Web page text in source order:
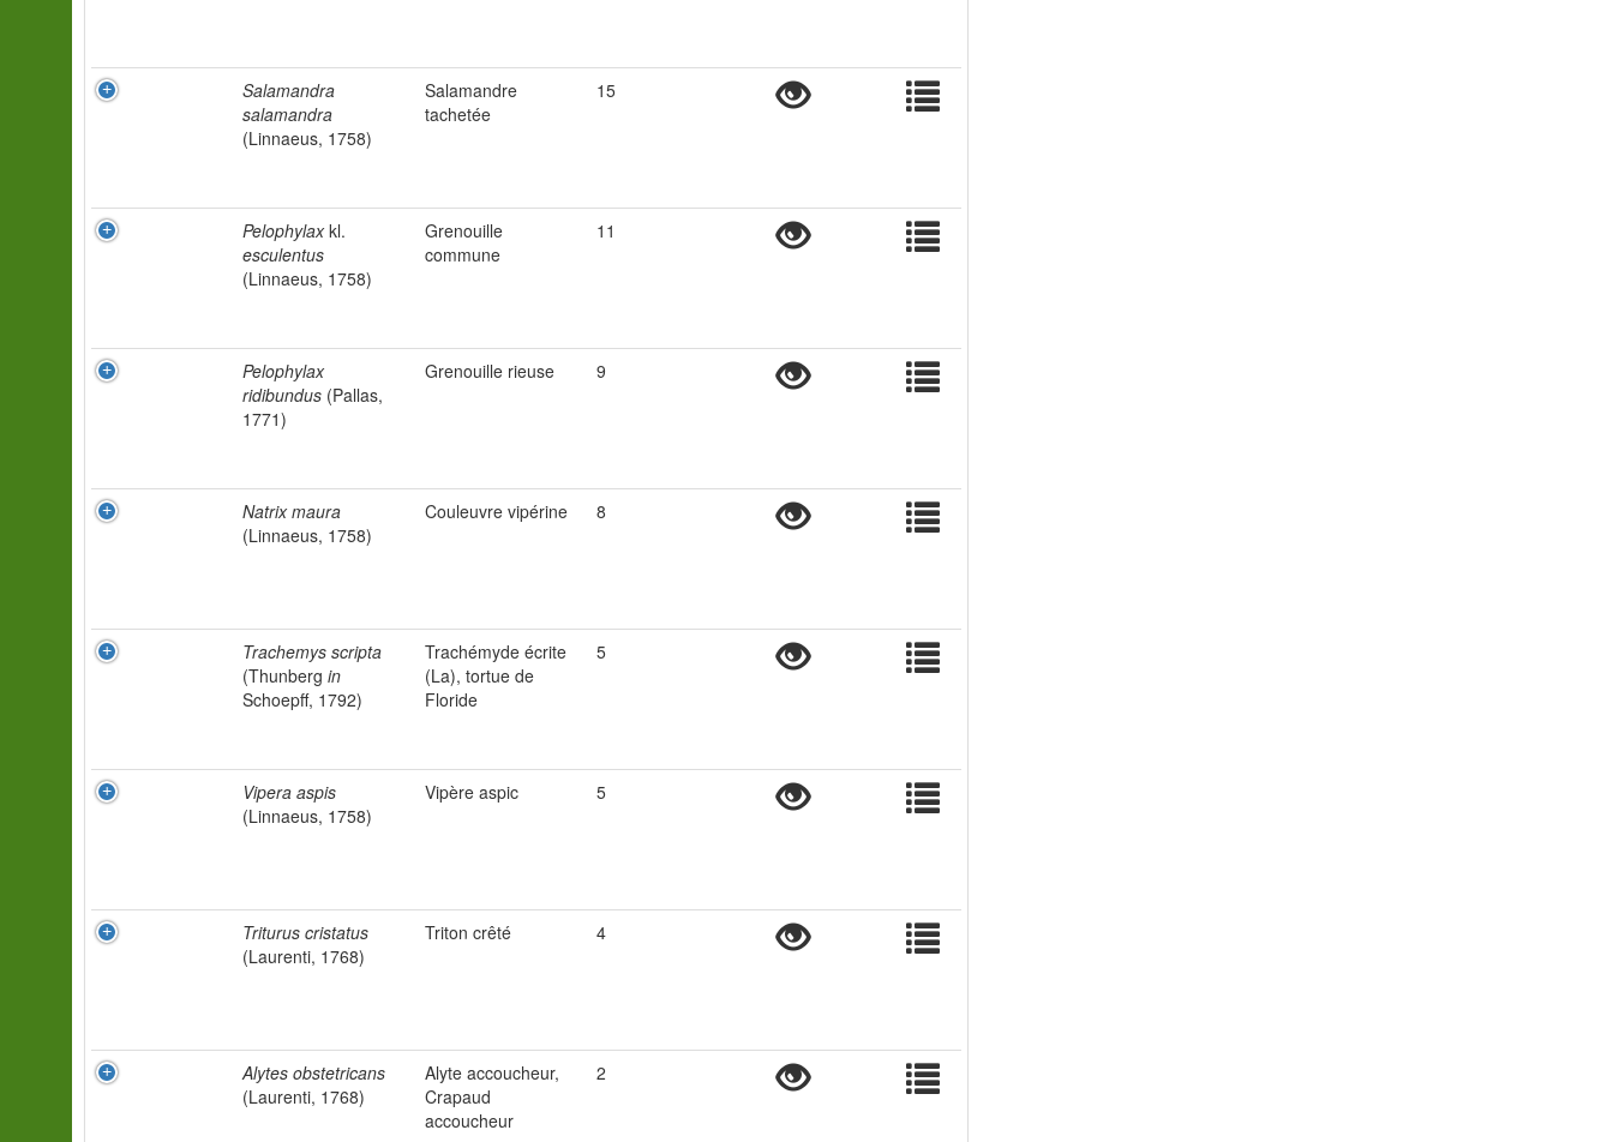
Salamandra
salamandra
(Linnaeus, 1758)
Salamandre
tachetée
15
Pelophylaxkl.
esculentus
(Linnaeus, 1758)
Grenouille
commune
11
Pelophylax
ridibundus (Pallas,
1771)
Grenouille rieuse 9
Natrix maura
(Linnaeus, 1758)
Couleuvre vipérine 8
Trachemys scripta
(Thunberg in
Schoepff, 1792)
Trachémyde écrite
(La), tortue de
Floride
5
Vipera aspis
(Linnaeus, 1758)
Vipère aspic 5
Triturus cristatus
(Laurenti, 1768)
Triton crêté 4
Alytes obstetricans
(Laurenti, 1768)
Alyte accoucheur,
Crapaud
accoucheur
2